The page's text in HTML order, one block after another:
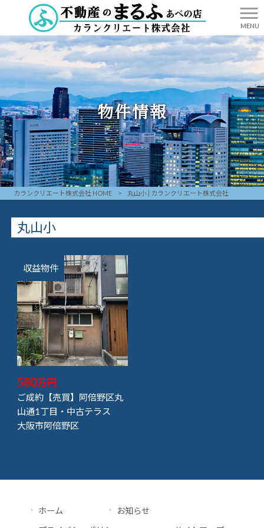
MENU
物件情報
カランクリエート株式会社 HOME > 丸山小 | カランクリエート株式会社
丸山小
収益物件
580万円
ご成約【売買】阿倍野区丸
山通1丁目・中古テラス
大阪市阿倍野区
ホーム
お知らせ